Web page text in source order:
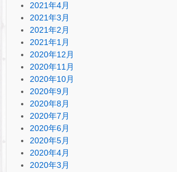
2021年4月
2021年3月
2021年2月
2021年1月
2020年12月
2020年11月
2020年10月
2020年9月
2020年8月
2020年7月
2020年6月
2020年5月
2020年4月
2020年3月